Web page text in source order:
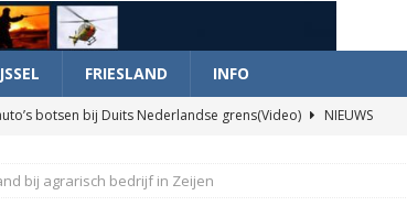
FRIESLAND INFO
botsen bij Duits Nederlandse grens(Video)
NIEUWS
en wagen met stro in de brand in Oosterhesselen(Video)
bij agrarisch bedrijf in Zeijen